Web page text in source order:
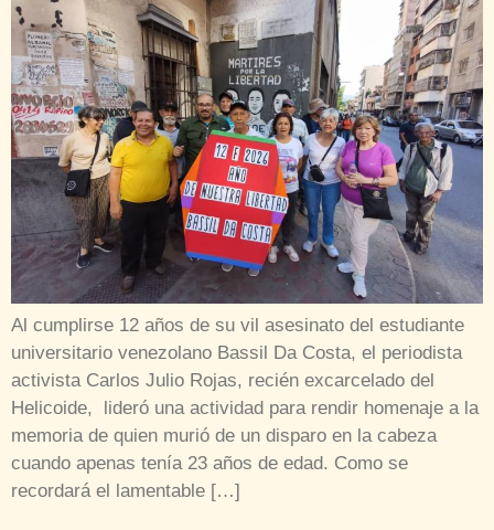
Al cumplirse 12 años de su vil asesinato del estudiante
universitario venezolano Bassil Da Costa, el periodista
activista Carlos Julio Rojas, recién excarcelado del
Helicoide, lideró una actividad para rendir homenaje a la
memoria de quien murió de un disparo en la cabeza
cuando apenas tenía 23 años de edad. Como se
recordará el lamentable […]